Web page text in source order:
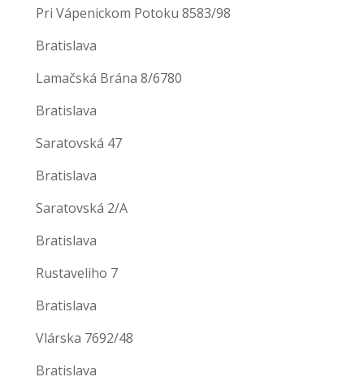
Pri Vápenickom Potoku 8583/98
Bratislava
Lamačská Brána 8/6780
Bratislava
Saratovská 47
Bratislava
Saratovská 2/A
Bratislava
Rustaveliho 7
Bratislava
Vlárska 7692/48
Bratislava